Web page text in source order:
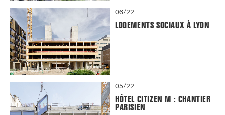
06/22
LOGEMENTS SOCIAUX À LYON
05/22
HÔTEL CITIZEN M : CHANTIER
PARISIEN